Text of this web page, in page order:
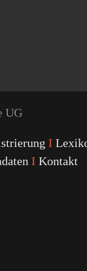
UG
I
I Kontakt